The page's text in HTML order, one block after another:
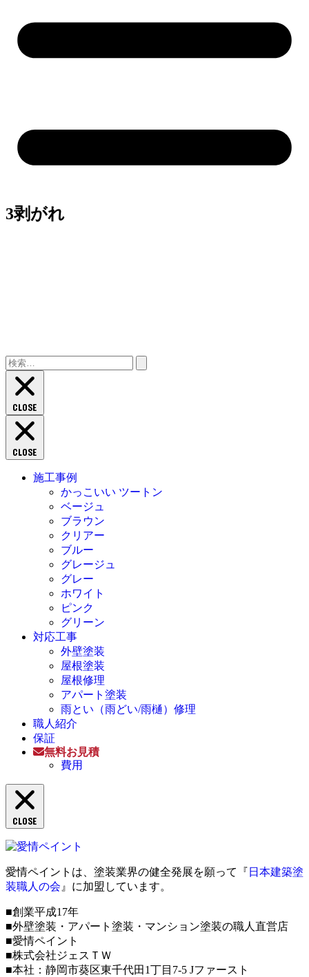
3剥がれ
検
索:
CLOSE
CLOSE
施工事例
かっこいい ツートン
ベージュ
ブラウン
クリアー
ブルー
グレージュ
グレー
ホワイト
ピンク
グリーン
対応工事
外壁塗装
屋根塗装
屋根修理
アパート塗装
雨とい（雨どい/雨樋）修理
職人紹介
保証
無料お見積
費用
CLOSE
愛情ペイントは、塗装業界の健全発展を願って『 日本建築塗
装職人の会 』に加盟しています。
■創業平成17年
■外壁塗装・アパート塗装・マンション塗装の職人直営店
■愛情ペイント
■株式会社ジェスＴＷ
■本社：静岡市葵区東千代田1丁目7-5 Jファースト